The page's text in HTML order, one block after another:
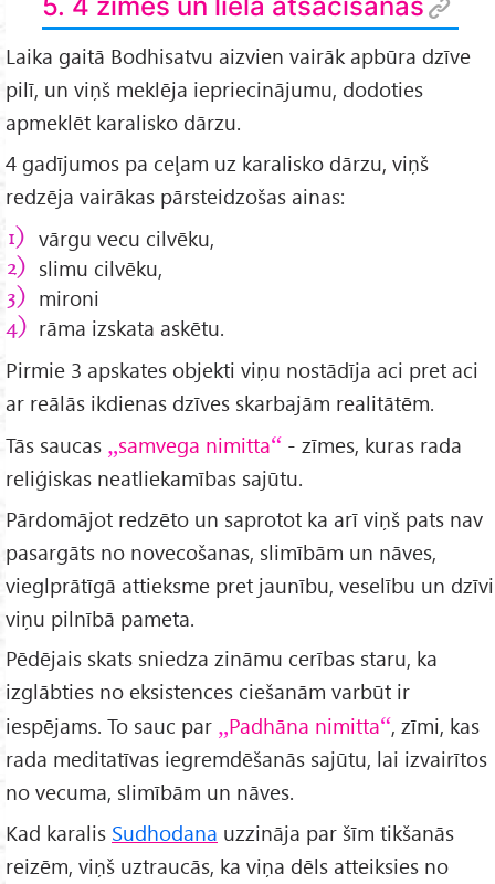
Laika gaitā Bodhisatvu aizvien vairāk apbūra dzīve
pilī, un viņš meklēja iepriecinājumu, dodoties
apmeklēt karalisko dārzu.
4 gadījumos pa ceļam uz karalisko dārzu, viņš
redzēja vairākas pārsteidzošas ainas:
vārgu vecu cilvēku,
slimu cilvēku,
mironi
rāma izskata askētu.
Pirmie 3 apskates objekti viņu nostādīja aci pret aci
ar reālās ikdienas dzīves skarbajām realitātēm.
Tās saucas
samvega nimitta
- zīmes, kuras rada
reliģiskas neatliekamības sajūtu.
Pārdomājot redzēto un saprotot ka arī viņš pats nav
pasargāts no novecošanas, slimībām un nāves,
vieglprātīgā attieksme pret jaunību, veselību un dzīvi
viņu pilnībā pameta.
Pēdējais skats sniedza zināmu cerības staru, ka
izglābties no eksistences ciešanām varbūt ir
iespējams. To sauc par
Padhāna nimitta , zīmi, kas
rada meditatīvas iegremdēšanās sajūtu, lai izvairītos
no vecuma, slimībām un nāves.
Kad karalis Sudhodana uzzināja par šīm tikšanās
reizēm, viņš uztraucās, ka viņa dēls atteiksies no